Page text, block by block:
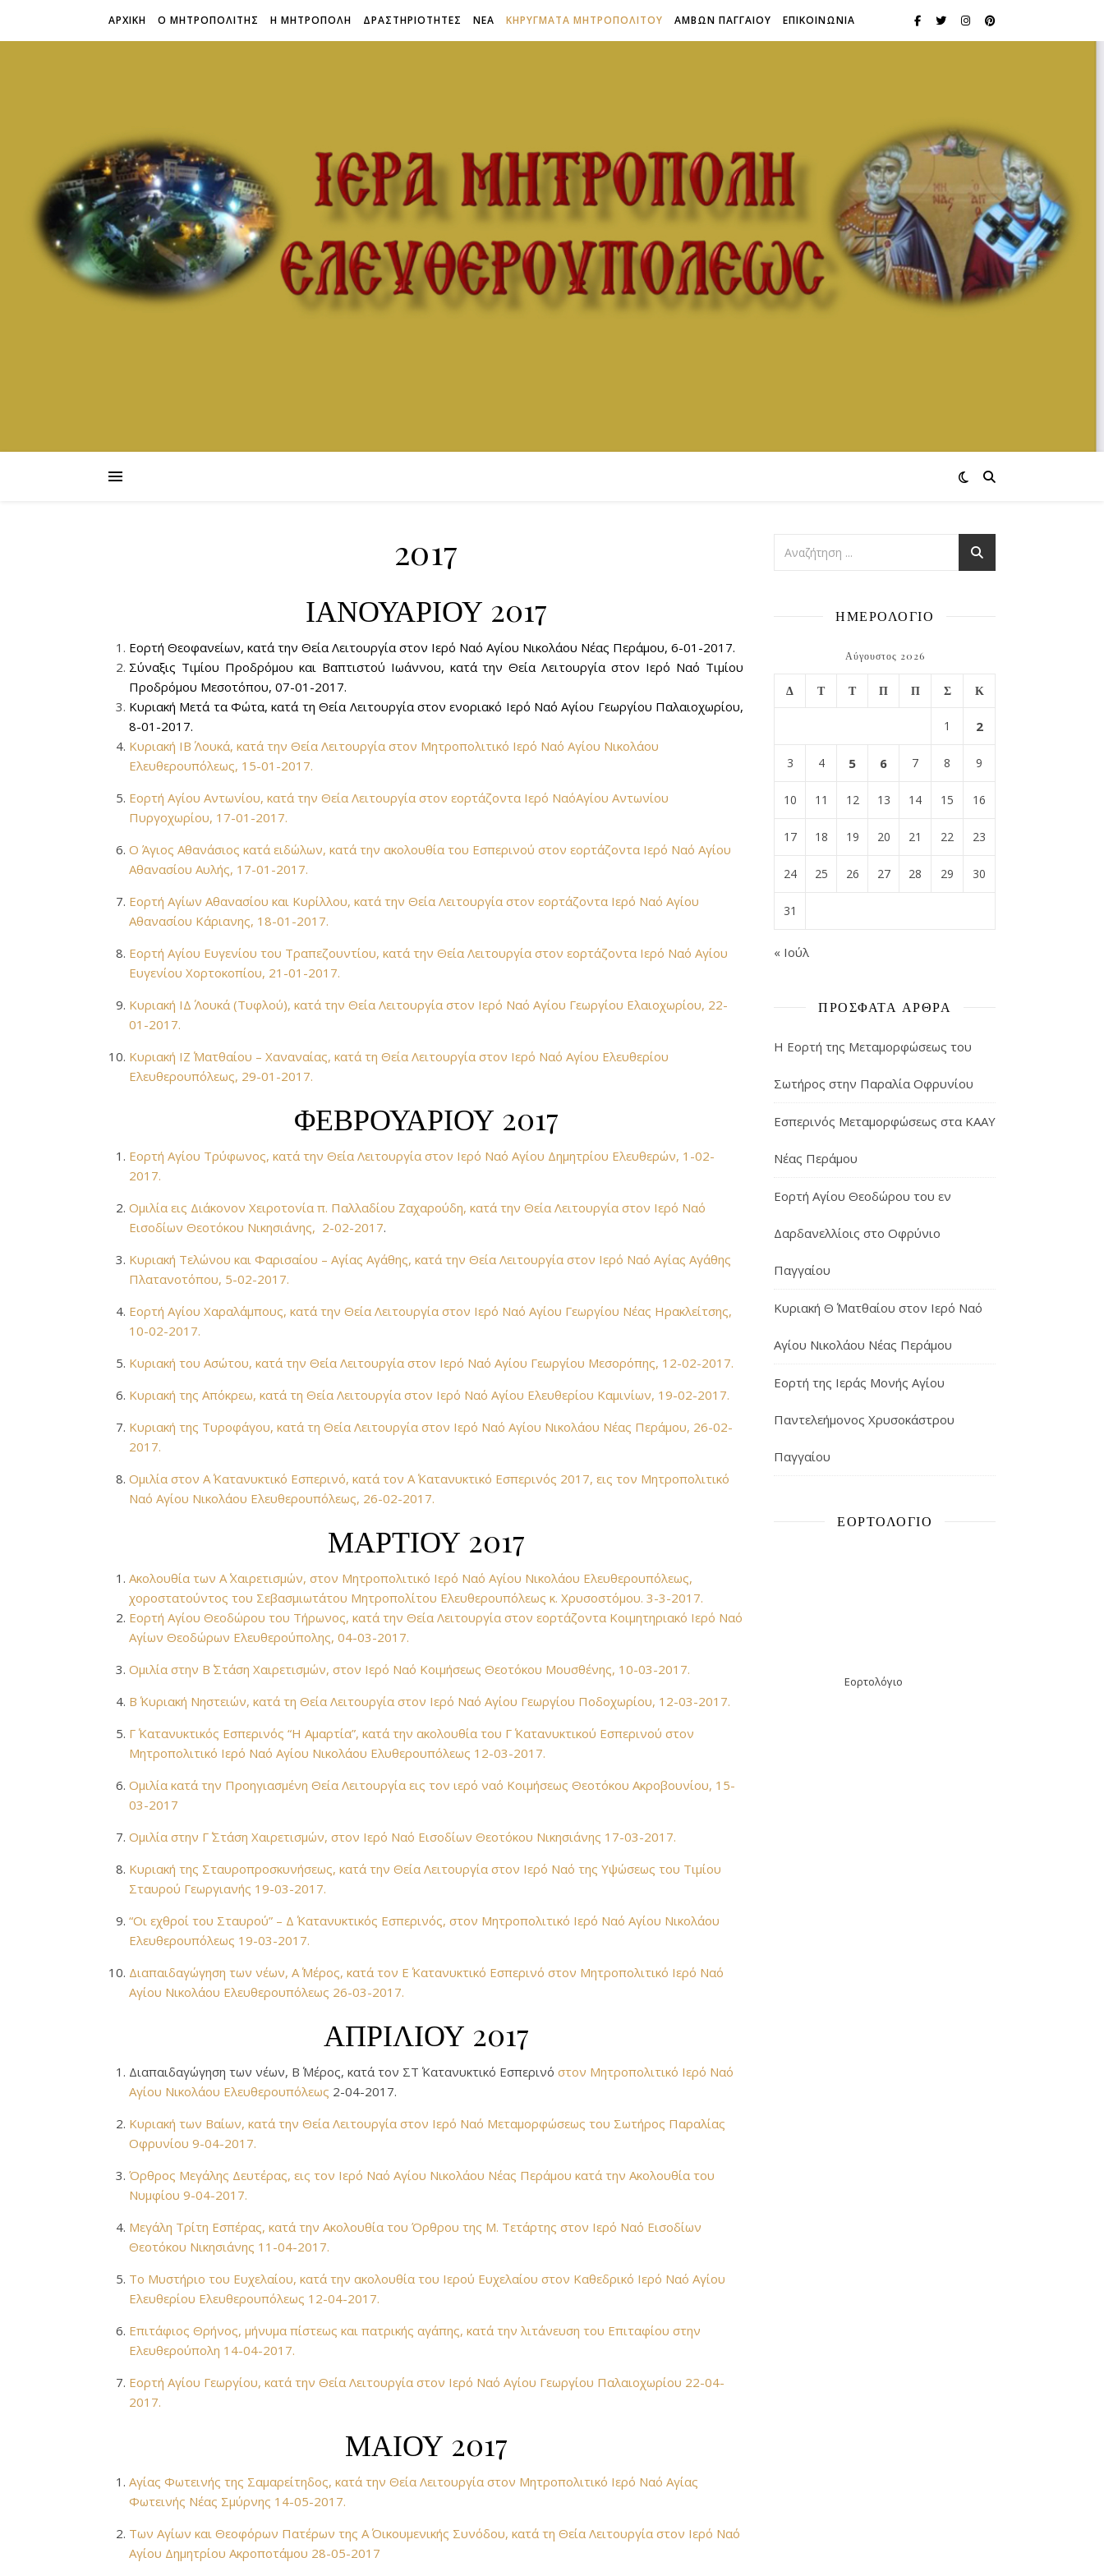
ΑΡΧΙΚΗ Ο ΜΗΤΡΟΠΟΛΙΤΗΣ Η ΜΗΤΡΟΠΟΛΗ ΔΡΑΣΤΗΡΙΟΤΗΤΕΣ ΝΕΑ ΚΗΡΥΓΜΑΤΑ ΜΗΤΡΟΠΟΛΙΤΟΥ ΑΜΒΩΝ ΠΑΓΓΑΙΟΥ ΕΠΙΚΟΙΝΩΝΙΑ
2017
ΙΑΝΟΥΑΡΙΟΥ 2017
Εορτή Θεοφανείων, κατά την Θεία Λειτουργία στον Ιερό Ναό Αγίου Νικολάου Νέας Περάμου, 6-01-2017.
Σύναξις Τιμίου Προδρόμου και Βαπτιστού Ιωάννου, κατά την Θεία Λειτουργία στον Ιερό Ναό Τιμίου
Προδρόμου Μεσοτόπου, 07-01-2017.
Κυριακή Μετά τα Φώτα, κατά τη Θεία Λειτουργία στον ενοριακό Ιερό Ναό Αγίου Γεωργίου Παλαιοχωρίου,
8-01-2017.
Κυριακή ΙΒ΄ Λουκά, κατά την Θεία Λειτουργία στον Μητροπολιτικό Ιερό Ναό Αγίου Νικολάου
Ελευθερουπόλεως, 15-01-2017.
Εορτή Αγίου Αντωνίου, κατά την Θεία Λειτουργία στον εορτάζοντα Ιερό ΝαόΑγίου Αντωνίου
Πυργοχωρίου, 17-01-2017.
Ο Άγιος Αθανάσιος κατά ειδώλων, κατά την ακολουθία του Εσπερινού στον εορτάζοντα Ιερό Ναό Αγίου
Αθανασίου Αυλής, 17-01-2017.
Εορτή Αγίων Αθανασίου και Κυρίλλου, κατά την Θεία Λειτουργία στον εορτάζοντα Ιερό Ναό Αγίου
Αθανασίου Κάριανης, 18-01-2017.
Εορτή Αγίου Ευγενίου του Τραπεζουντίου, κατά την Θεία Λειτουργία στον εορτάζοντα Ιερό Ναό Αγίου
Ευγενίου Χορτοκοπίου, 21-01-2017.
Kυριακή ΙΔ΄ Λουκά (Τυφλού), κατά την Θεία Λειτουργία στον Ιερό Ναό Αγίου Γεωργίου Ελαιοχωρίου, 22-
01-2017.
Κυριακή ΙΖ΄ Ματθαίου – Χαναναίας, κατά τη Θεία Λειτουργία στον Ιερό Ναό Αγίου Ελευθερίου
Ελευθερουπόλεως, 29-01-2017.
ΦΕΒΡΟΥΑΡΙΟΥ 2017
Εορτή Αγίου Τρύφωνος, κατά την Θεία Λειτουργία στον Ιερό Ναό Αγίου Δημητρίου Ελευθερών, 1-02-
2017.
Ομιλία εις Διάκονον Χειροτονία π. Παλλαδίου Ζαχαρούδη, κατά την Θεία Λειτουργία στον Ιερό Ναό
Εισοδίων Θεοτόκου Νικησιάνης, 2-02-2017.
Κυριακή Τελώνου και Φαρισαίου – Αγίας Αγάθης, κατά την Θεία Λειτουργία στον Ιερό Ναό Αγίας Αγάθης
Πλατανοτόπου, 5-02-2017.
Εορτή Αγίου Χαραλάμπους, κατά την Θεία Λειτουργία στον Ιερό Ναό Αγίου Γεωργίου Νέας Ηρακλείτσης,
10-02-2017.
Κυριακή του Ασώτου, κατά την Θεία Λειτουργία στον Ιερό Ναό Αγίου Γεωργίου Μεσορόπης, 12-02-2017.
Κυριακή της Απόκρεω, κατά τη Θεία Λειτουργία στον Ιερό Ναό Αγίου Ελευθερίου Καμινίων, 19-02-2017.
Κυριακή της Τυροφάγου, κατά τη Θεία Λειτουργία στον Ιερό Ναό Αγίου Νικολάου Νέας Περάμου, 26-02-
2017.
Ομιλία στον Α΄ Κατανυκτικό Εσπερινό, κατά τον Α΄ Κατανυκτικό Εσπερινός 2017, εις τον Μητροπολιτικό
Ναό Αγίου Νικολάου Ελευθερουπόλεως, 26-02-2017.
ΜΑΡΤΙΟΥ 2017
Ακολουθία των Α΄ Χαιρετισμών, στον Μητροπολιτικό Ιερό Ναό Αγίου Νικολάου Ελευθερουπόλεως,
χοροστατούντος του Σεβασμιωτάτου Μητροπολίτου Ελευθερουπόλεως κ. Χρυσοστόμου. 3-3-2017.
Εορτή Αγίου Θεοδώρου του Τήρωνος, κατά την Θεία Λειτουργία στον εορτάζοντα Κοιμητηριακό Ιερό Ναό
Αγίων Θεοδώρων Ελευθερούπολης, 04-03-2017.
Ομιλία στην Β΄ Στάση Χαιρετισμών, στον Ιερό Ναό Κοιμήσεως Θεοτόκου Μουσθένης, 10-03-2017.
Β΄ Κυριακή Νηστειών, κατά τη Θεία Λειτουργία στον Ιερό Ναό Αγίου Γεωργίου Ποδοχωρίου, 12-03-2017.
Γ΄ Κατανυκτικός Εσπερινός “Η Αμαρτία”, κατά την ακολουθία του Γ΄ Κατανυκτικού Εσπερινού στον
Μητροπολιτικό Ιερό Ναό Αγίου Νικολάου Ελυθερουπόλεως 12-03-2017.
Ομιλία κατά την Προηγιασμένη Θεία Λειτουργία εις τον ιερό ναό Κοιμήσεως Θεοτόκου Ακροβουνίου, 15-
03-2017
Ομιλία στην Γ΄ Στάση Χαιρετισμών, στον Ιερό Ναό Εισοδίων Θεοτόκου Νικησιάνης 17-03-2017.
Κυριακή της Σταυροπροσκυνήσεως, κατά την Θεία Λειτουργία στον Ιερό Ναό της Υψώσεως του Τιμίου
Σταυρού Γεωργιανής 19-03-2017.
“Οι εχθροί του Σταυρού” – Δ΄ Κατανυκτικός Εσπερινός, στον Μητροπολιτικό Ιερό Ναό Αγίου Νικολάου
Ελευθερουπόλεως 19-03-2017.
Διαπαιδαγώγηση των νέων, Α΄ Μέρος, κατά τον Ε΄ Κατανυκτικό Εσπερινό στον Μητροπολιτικό Ιερό Ναό
Αγίου Νικολάου Ελευθερουπόλεως 26-03-2017.
ΑΠΡΙΛΙΟΥ 2017
Διαπαιδαγώγηση των νέων, Β΄ Μέρος, κατά τον ΣΤ΄ Κατανυκτικό Εσπερινό στον Μητροπολιτικό Ιερό Ναό
Αγίου Νικολάου Ελευθερουπόλεως 2-04-2017.
Κυριακή των Βαίων, κατά την Θεία Λειτουργία στον Ιερό Ναό Μεταμορφώσεως του Σωτήρος Παραλίας
Οφρυνίου 9-04-2017.
Όρθρος Μεγάλης Δευτέρας, εις τον Ιερό Ναό Αγίου Νικολάου Νέας Περάμου κατά την Ακολουθία του
Νυμφίου 9-04-2017.
Μεγάλη Τρίτη Εσπέρας, κατά την Ακολουθία του Όρθρου της Μ. Τετάρτης στον Ιερό Ναό Εισοδίων
Θεοτόκου Νικησιάνης 11-04-2017.
Το Μυστήριο του Ευχελαίου, κατά την ακολουθία του Ιερού Ευχελαίου στον Καθεδρικό Ιερό Ναό Αγίου
Ελευθερίου Ελευθερουπόλεως 12-04-2017.
Επιτάφιος Θρήνος, μήνυμα πίστεως και πατρικής αγάπης, κατά την λιτάνευση του Επιταφίου στην
Ελευθερούπολη 14-04-2017.
Εορτή Αγίου Γεωργίου, κατά την Θεία Λειτουργία στον Ιερό Ναό Αγίου Γεωργίου Παλαιοχωρίου 22-04-
2017.
ΜΑΙΟΥ 2017
Αγίας Φωτεινής της Σαμαρείτηδος, κατά την Θεία Λειτουργία στον Μητροπολιτικό Ιερό Ναό Αγίας
Φωτεινής Νέας Σμύρνης 14-05-2017.
Των Αγίων και Θεοφόρων Πατέρων της Α΄ Οικουμενικής Συνόδου, κατά τη Θεία Λειτουργία στον Ιερό Ναό
Αγίου Δημητρίου Ακροποτάμου 28-05-2017
ΗΜΕΡΟΛΟΓΙΟ
Αύγουστος 2026
Δ Τ Τ Π Π Σ Κ
1 2
3 4 5 6 7 8 9
10 11 12 13 14 15 16
17 18 19 20 21 22 23
24 25 26 27 28 29 30
31
« Ιούλ
ΠΡΌΣΦΑΤΑ ΆΡΘΡΑ
Η Εορτή της Μεταμορφώσεως του
Σωτήρος στην Παραλία Οφρυνίου
Εσπερινός Μεταμορφώσεως στα ΚΑΑΥ
Νέας Περάμου
Εορτή Αγίου Θεοδώρου του εν
Δαρδανελλίοις στο Οφρύνιο
Παγγαίου
Κυριακή Θ΄ Ματθαίου στον Ιερό Ναό
Αγίου Νικολάου Νέας Περάμου
Εορτή της Ιεράς Μονής Αγίου
Παντελεήμονος Χρυσοκάστρου
Παγγαίου
ΕΟΡΤΟΛΌΓΙΟ
Εορτολόγιο